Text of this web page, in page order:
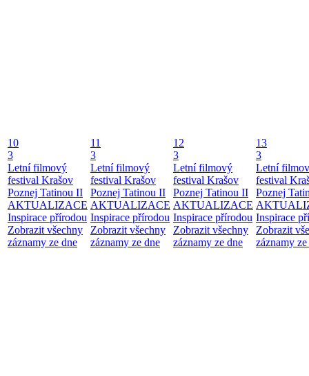
10
3
Letní filmový
festival Krašov
Poznej Tatinou II
AKTUALIZACE
Inspirace přírodou
Zobrazit všechny
záznamy ze dne
11
3
Letní filmový
festival Krašov
Poznej Tatinou II
AKTUALIZACE
Inspirace přírodou
Zobrazit všechny
záznamy ze dne
12
3
Letní filmový
festival Krašov
Poznej Tatinou II
AKTUALIZACE
Inspirace přírodou
Zobrazit všechny
záznamy ze dne
13
3
Letní
festival
Poznej
Inspirace
Zobrazit
záznamy